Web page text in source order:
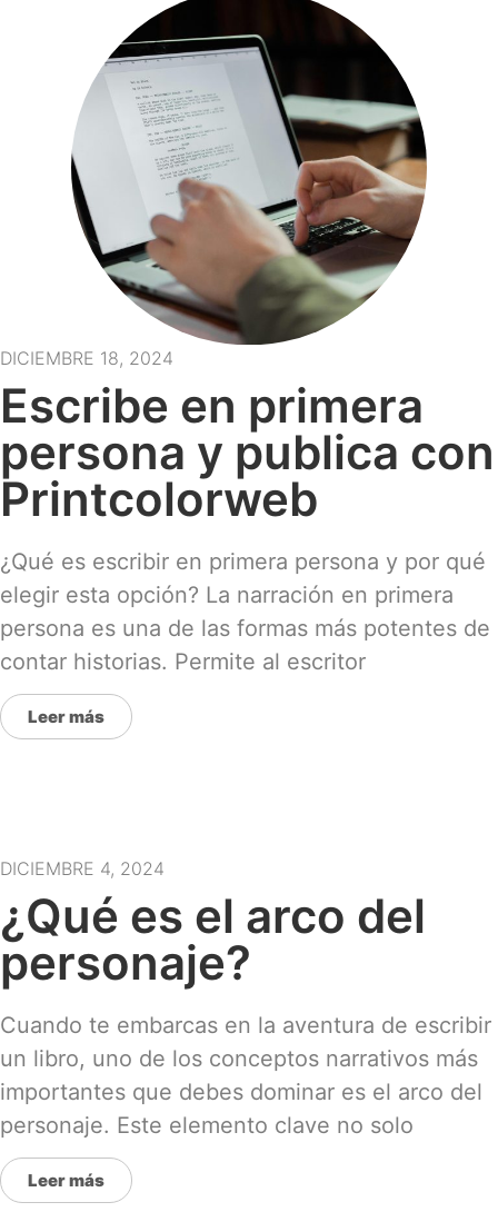
DICIEMBRE 18, 2024
Escribe en primera
persona y publica con
Printcolorweb
¿Qué es escribir en primera persona y por qué
elegir esta opción? La narración en primera
persona es una de las formas más potentes de
contar historias. Permite al escritor
Leer más
DICIEMBRE 4, 2024
¿Qué es el arco del
personaje?
Cuando te embarcas en la aventura de escribir
un libro, uno de los conceptos narrativos más
importantes que debes dominar es el arco del
personaje. Este elemento clave no solo
Leer más